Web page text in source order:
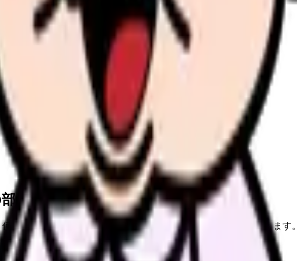
屋で少し話してみませんか。
がつらいのか、辞めるべきか、少し休むべきかを一緒に整理します。